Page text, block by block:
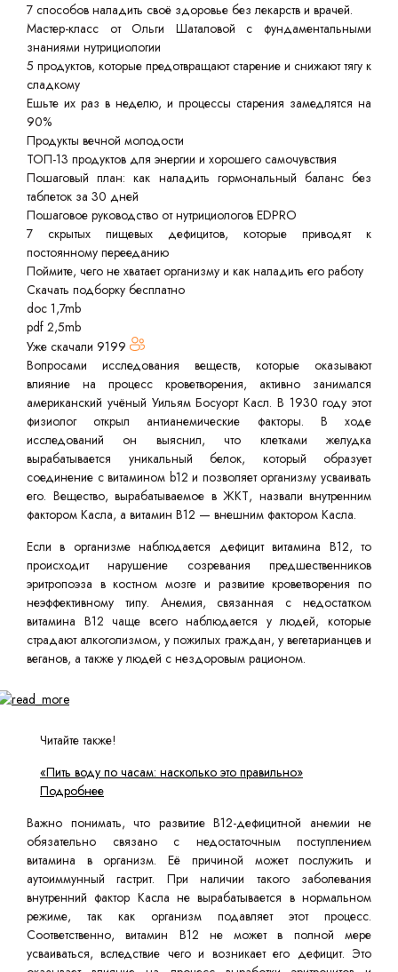
7 способов наладить своё здоровье без лекарств и врачей.
Мастер-класс от Ольги Шаталовой с фундаментальными
знаниями нутрициологии
5 продуктов, которые предотвращают старение и снижают тягу к
сладкому
Ешьте их раз в неделю, и процессы старения замедлятся на
90%
Продукты вечной молодости
ТОП-13 продуктов для энергии и хорошего самочувствия
Пошаговый план: как наладить гормональный баланс без
таблеток за 30 дней
Пошаговое руководство от нутрициологов EDPRO
7 скрытых пищевых дефицитов, которые приводят к
постоянному перееданию
Поймите, чего не хватает организму и как наладить его работу
Скачать подборку бесплатно
doc 1,7mb
pdf 2,5mb
Уже скачали 9199
Вопросами исследования веществ, которые оказывают
влияние на процесс кроветворения, активно занимался
американский учёный Уильям Босуорт Касл. В 1930 году этот
физиолог открыл антианемические факторы. В ходе
исследований он выяснил, что клетками желудка
вырабатывается уникальный белок, который образует
соединение с витамином b12 и позволяет организму усваивать
его. Вещество, вырабатываемое в ЖКТ, назвали внутренним
фактором Касла, а витамин B12 — внешним фактором Касла.
Если в организме наблюдается дефицит витамина B12, то
происходит нарушение созревания предшественников
эритропоэза в костном мозге и развитие кроветворения по
неэффективному типу. Анемия, связанная с недостатком
витамина B12 чаще всего наблюдается у людей, которые
страдают алкоголизмом, у пожилых граждан, у вегетарианцев и
веганов, а также у людей с нездоровым рационом.
Читайте также!
«Пить воду по часам: насколько это правильно»
Подробнее
Важно понимать, что развитие B12-дефицитной анемии не
обязательно связано с недостаточным поступлением
витамина в организм. Её причиной может послужить и
аутоиммунный гастрит. При наличии такого заболевания
внутренний фактор Касла не вырабатывается в нормальном
режиме, так как организм подавляет этот процесс.
Соответственно, витамин B12 не может в полной мере
усваиваться, вследствие чего и возникает его дефицит. Это